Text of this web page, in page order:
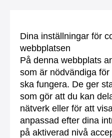
Dina inställningar för
webbplatsen
På denna webbplats
som är nödvändiga
ska fungera. De ger
som gör att du kan
nätverk eller för att
anpassad efter dina
på aktiverad nivå